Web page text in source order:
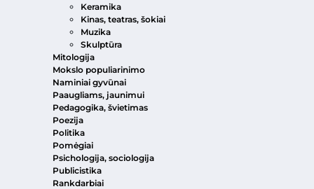
Keramika
Kinas, teatras, šokiai
Muzika
Skulptūra
Mitologija
Mokslo populiarinimo
Naminiai gyvūnai
Paaugliams, jaunimui
Pedagogika, švietimas
Poezija
Politika
Pomėgiai
Psichologija, sociologija
Publicistika
Rankdarbiai